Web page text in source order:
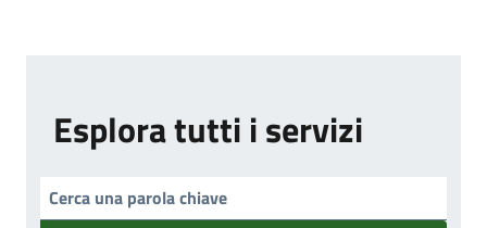
Esplora tutti i servizi